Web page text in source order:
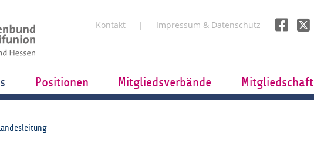
Kontakt Impressum & Datenschutz
Positionen Mitgliedsverbände Mitgliedschaft
Landesleitung